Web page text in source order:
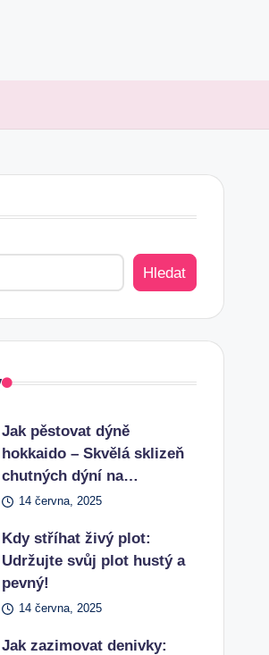
Hledat
Jak pěstovat dýně
hokkaido – Skvělá sklizeň
chutných dýní na…
14 června, 2025
Kdy stříhat živý plot:
Udržujte svůj plot hustý a
pevný!
14 června, 2025
Jak zazimovat denivky: